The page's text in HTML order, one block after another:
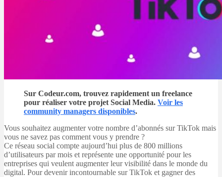
Sur Codeur.com, trouvez rapidement un freelance
pour réaliser votre projet Social Media. Voir les
community managers disponibles.
Vous souhaitez augmenter votre nombre d’abonnés sur TikTok mais
vous ne savez pas comment vous y prendre ?
Ce réseau social compte aujourd’hui plus de 800 millions
d’utilisateurs par mois et représente une opportunité pour les
entreprises qui veulent augmenter leur visibilité dans le monde du
digital. Pour devenir incontournable sur TikTok et gagner des